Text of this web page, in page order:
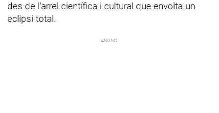
des de l’arrel científica i cultural que envolta un
eclipsi total.